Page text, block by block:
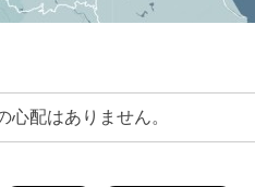
心配はありません。